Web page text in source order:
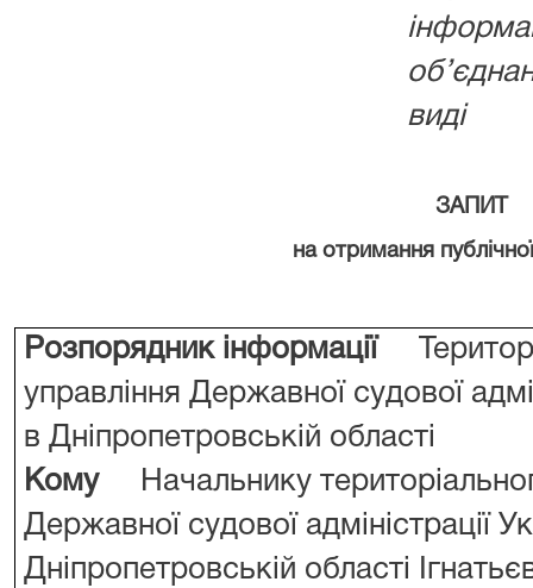
виді
ЗАПИТ
на отримання
Розпорядник інформації
управління Державної судової
в Дніпропетровській області
Кому
Начальнику
Державної судової адміністрації
Дніпропетровській області